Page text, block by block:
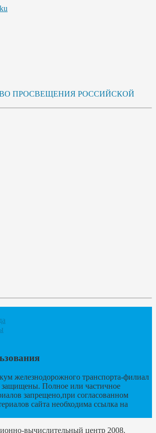
железнодорожного транспорта-филиал
Полное или частичное
запрещено,при согласованном
сайта необходима ссылка на
вычислительный центр 2008.